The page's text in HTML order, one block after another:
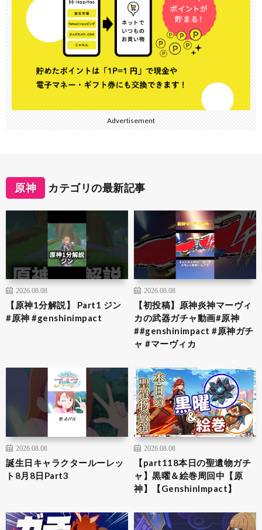
Advertisement
原神 カテゴリの最新記事
2026.08.08
【原神1分解説】 Part1 ジン
#原神 #genshinimpact
2026.08.08
【初投稿】原神炎神マーヴィ
カの武器ガチャ動画#原神
##genshinimpact #原神ガチ
ャ #マーヴィカ
2026.08.08
誕生日キャラクタールーレッ
ト8月8日Part3
2026.08.08
【part118本日の聖遺物ガチ
ャ】黒曜＆絵巻周回中【原
神】【GenshinImpact】